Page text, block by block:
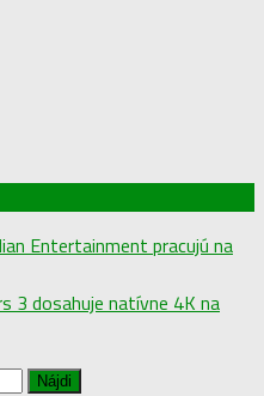
Entertainment pracujú na
3 dosahuje natívne 4K na